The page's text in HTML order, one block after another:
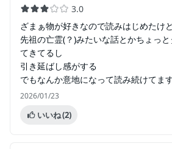
3.0
ざまぁ物が好きなので読みはじめたけ
先祖の亡霊(？)みたいな話とかちょっ
てきてるし
引き延ばし感がする
でもなんか意地になって読み続けてま
2026/01/23
いいね(2)